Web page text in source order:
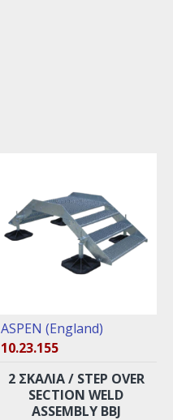
ASPEN (England)
10.23.155
2 ΣΚΑΛΙΆ / STEP OVER
SECTION WELD
ASSEMBLY BBJ